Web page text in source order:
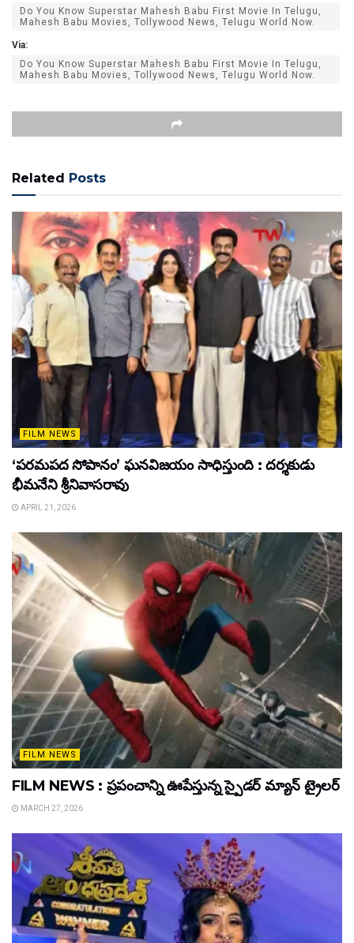
Do You Know Superstar Mahesh Babu First Movie In Telugu,
Mahesh Babu Movies, Tollywood News, Telugu World Now.
Via:
Do You Know Superstar Mahesh Babu First Movie In Telugu,
Mahesh Babu Movies, Tollywood News, Telugu World Now.
Related Posts
FILM NEWS
‘పరమపద సోపానం’ ఘనవిజయం సాధిస్తుంది : దర్శకుడు
భీమనేని శ్రీనివాసరావు
APRIL 21, 2026
FILM NEWS
FILM NEWS : ప్రపంచాన్ని ఊపేస్తున్న స్పైడర్ మ్యాన్ ట్రైలర్
MARCH 27, 2026